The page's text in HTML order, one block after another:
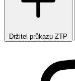
Držitel průkazu ZTP